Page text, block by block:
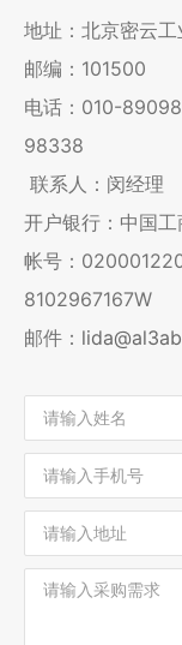
地址：北京密云
邮编：101500
电话： 010-
98338
联系人：闵经
开户银行：中国
帐号：
8102967167W
邮件：